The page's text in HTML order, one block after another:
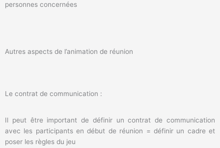
personnes concernées
Autres aspects de l’animation de réunion
Le contrat de communication :
Il peut être important de définir un contrat de communication
avec les participants en début de réunion = définir un cadre et
poser les règles du jeu